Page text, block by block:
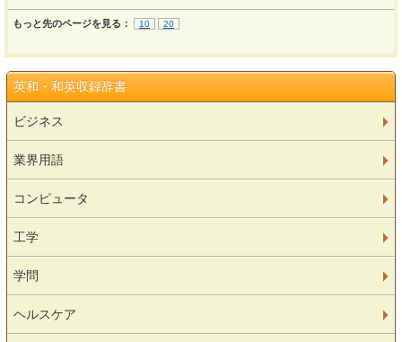
もっと先のページを見る： 10 20
英和・和英収録辞書
ビジネス
業界用語
コンピュータ
工学
学問
ヘルスケア